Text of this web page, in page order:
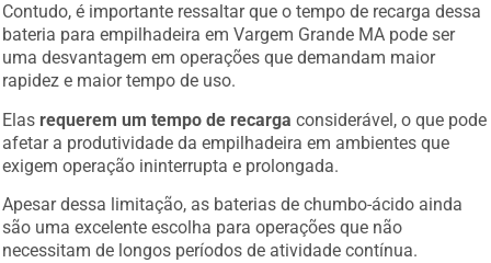
Contudo, é importante ressaltar que o tempo de recarga dessa
bateria para empilhadeira em Vargem Grande MA pode ser
uma desvantagem em operações que demandam maior
rapidez e maior tempo de uso.
Elas requerem um tempo de recarga considerável, o que pode
afetar a produtividade da empilhadeira em ambientes que
exigem operação ininterrupta e prolongada.
Apesar dessa limitação, as baterias de chumbo-ácido ainda
são uma excelente escolha para operações que não
necessitam de longos períodos de atividade contínua.